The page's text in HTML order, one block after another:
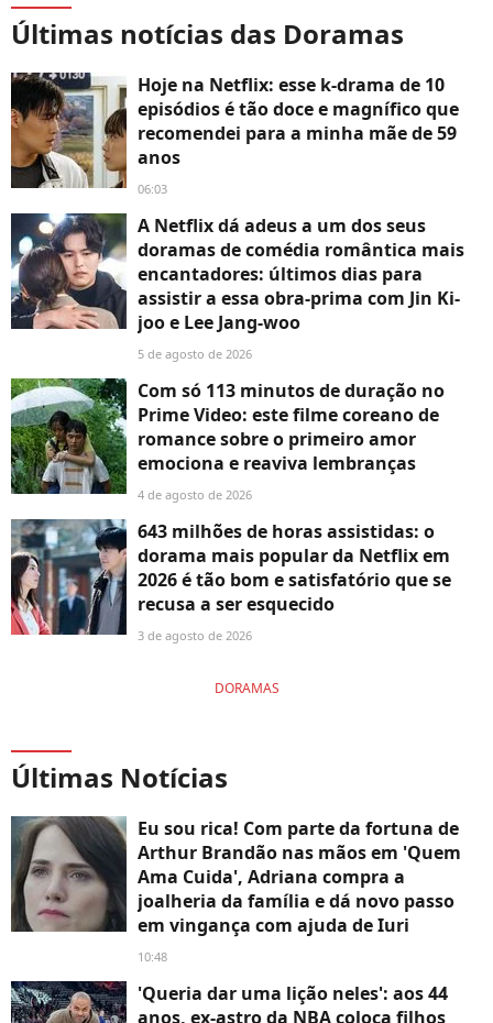
Últimas notícias das Doramas
Hoje na Netflix: esse k-drama de 10
episódios é tão doce e magnífico que
recomendei para a minha mãe de 59
anos
06:03
A Netflix dá adeus a um dos seus
doramas de comédia romântica mais
encantadores: últimos dias para
assistir a essa obra-prima com Jin Ki-
joo e Lee Jang-woo
5 de agosto de 2026
Com só 113 minutos de duração no
Prime Video: este filme coreano de
romance sobre o primeiro amor
emociona e reaviva lembranças
4 de agosto de 2026
643 milhões de horas assistidas: o
dorama mais popular da Netflix em
2026 é tão bom e satisfatório que se
recusa a ser esquecido
3 de agosto de 2026
DORAMAS
Últimas Notícias
Eu sou rica! Com parte da fortuna de
Arthur Brandão nas mãos em 'Quem
Ama Cuida', Adriana compra a
joalheria da família e dá novo passo
em vingança com ajuda de Iuri
10:48
'Queria dar uma lição neles': aos 44
anos, ex-astro da NBA coloca filhos